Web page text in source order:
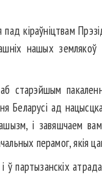
кіраўніцтвам
нашых землякоў
старэйшым
ад
і завяшчаем
перамог, якія